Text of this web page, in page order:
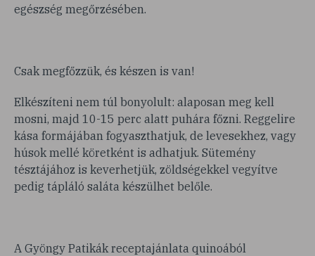
egészség megőrzésében.
Csak megfőzzük, és készen is van!
Elkészíteni nem túl bonyolult: alaposan meg kell
mosni, majd 10-15 perc alatt puhára főzni. Reggelire
kása formájában fogyaszthatjuk, de levesekhez, vagy
húsok mellé köretként is adhatjuk. Sütemény
tésztájához is keverhetjük, zöldségekkel vegyítve
pedig tápláló saláta készülhet belőle.
A Gyöngy Patikák receptajánlata quinoából